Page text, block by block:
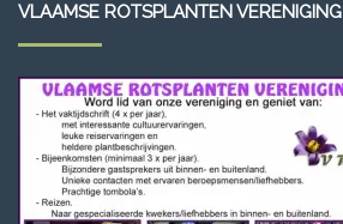
VLAAMSE ROTSPLANTEN VERENIGING